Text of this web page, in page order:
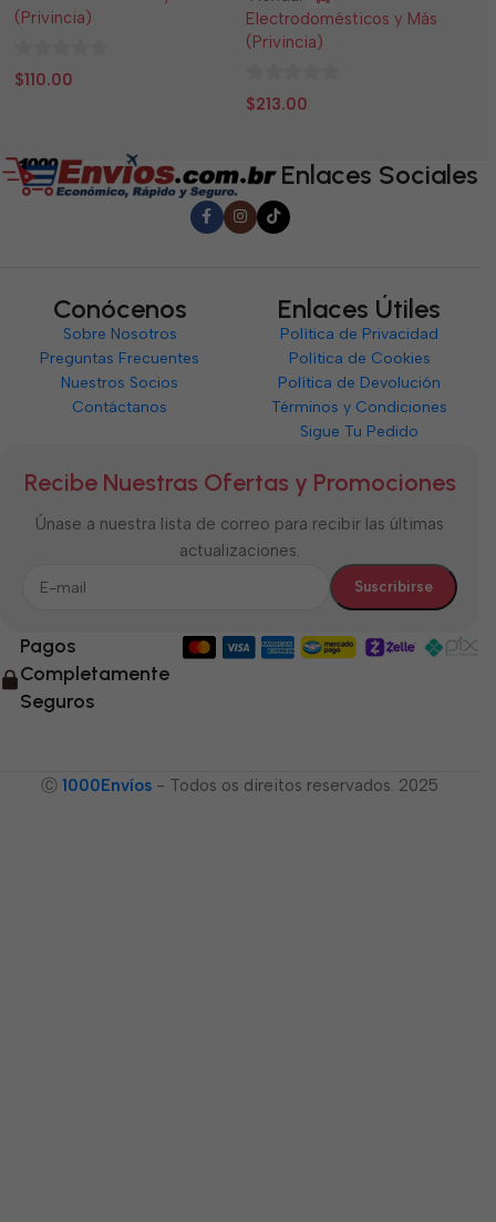
(Privincia)
0
$110.00
Electrodomésticos y Más
(Privincia)
0
$213.00
Enlaces Sociales
Conócenos
Sobre Nosotros
Preguntas Frecuentes
Nuestros Socios
Contáctanos
Enlaces Útiles
Política de Privacidad
Política de Cookies
Política de Devolución
Términos y Condiciones
Sigue Tu Pedido
Recibe Nuestras Ofertas y Promociones
Únase a nuestra lista de correo para recibir las últimas
actualizaciones.
Pagos
Completamente
Seguros
Ⓒ 1000Envíos - Todos os direitos reservados. 2025